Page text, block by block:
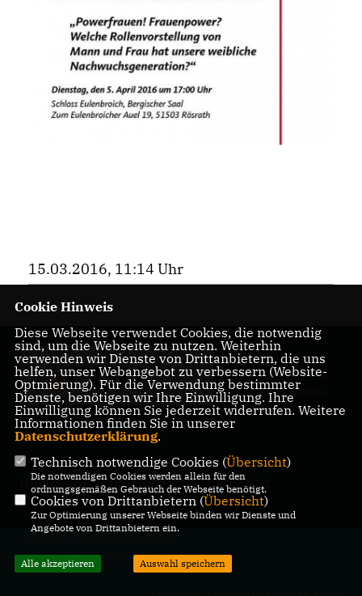
15.03.2016, 11:14 Uhr
Herzlich
Willkommen beim
CDU Stadtverband
Rösrath
IMPRESSUM DATENSCHUTZ KONTAKT
Alle Rechte vorbehalten.
Cookie Hinweis
Diese Webseite verwendet Cookies, die notwendig
sind, um die Webseite zu nutzen. Weiterhin
verwenden wir Dienste von Drittanbietern, die uns
helfen, unser Webangebot zu verbessern (Website-
Optmierung). Für die Verwendung bestimmter
Dienste, benötigen wir Ihre Einwilligung. Ihre
Einwilligung können Sie jederzeit widerrufen. Weitere
Informationen finden Sie in unserer
Datenschutzerklärung.
Technisch notwendige Cookies (Übersicht)
Die notwendigen Cookies werden allein für den
ordnungsgemäßen Gebrauch der Webseite benötigt.
Cookies von Drittanbietern (Übersicht)
Zur Optimierung unserer Webseite binden wir Dienste und
Angebote von Drittanbietern ein.
Alle akzeptieren Auswahl speichern